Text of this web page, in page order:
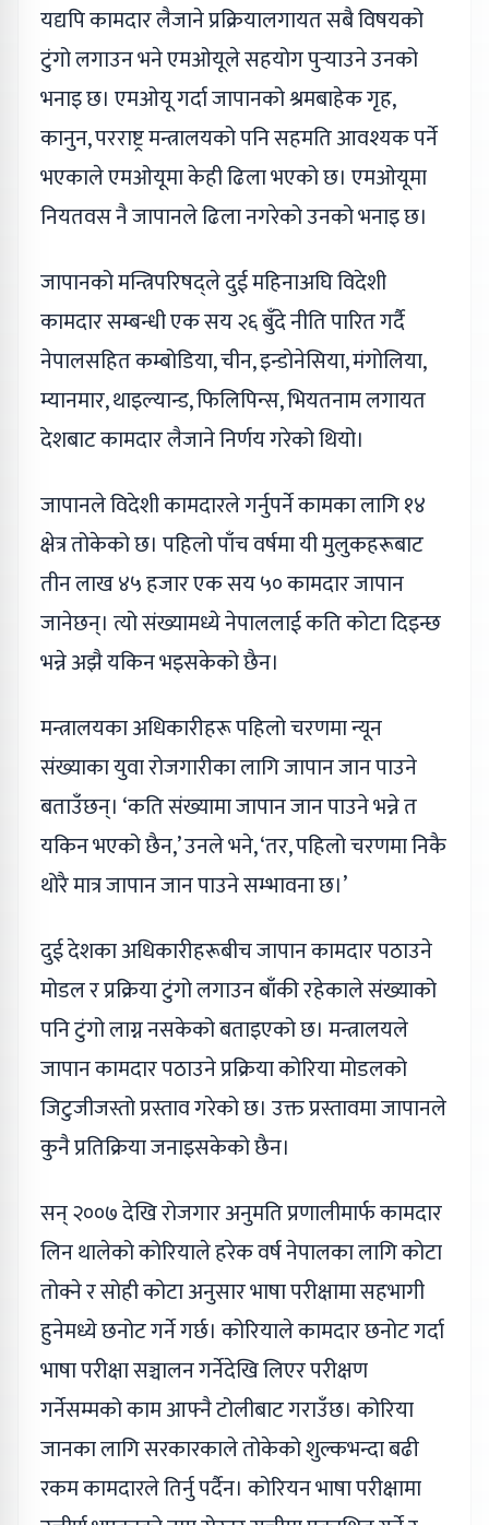
यद्यपि कामदार लैजाने प्रक्रियालगायत सबै विषयको
टुंगो लगाउन भने एमओयूले सहयोग पुर्‍याउने उनको
भनाइ छ। एमओयू गर्दा जापानको श्रमबाहेक गृह,
कानुन, परराष्ट्र मन्त्रालयको पनि सहमति आवश्यक पर्ने
भएकाले एमओयूमा केही ढिला भएको छ। एमओयूमा
नियतवस नै जापानले ढिला नगरेको उनको भनाइ छ।
जापानको मन्त्रिपरिषद्ले दुई महिनाअघि विदेशी
कामदार सम्बन्धी एक सय २६ बुँदे नीति पारित गर्दै
नेपालसहित कम्बोडिया, चीन, इन्डोनेसिया, मंगोलिया,
म्यानमार, थाइल्यान्ड, फिलिपिन्स, भियतनाम लगायत
देशबाट कामदार लैजाने निर्णय गरेको थियो।
जापानले विदेशी कामदारले गर्नुपर्ने कामका लागि १४
क्षेत्र तोकेको छ। पहिलो पाँच वर्षमा यी मुलुकहरूबाट
तीन लाख ४५ हजार एक सय ५० कामदार जापान
जानेछन्। त्यो संख्यामध्ये नेपाललाई कति कोटा दिइन्छ
भन्ने अझै यकिन भइसकेको छैन।
मन्त्रालयका अधिकारीहरू पहिलो चरणमा न्यून
संख्याका युवा रोजगारीका लागि जापान जान पाउने
बताउँछन्। ‘कति संख्यामा जापान जान पाउने भन्ने त
यकिन भएको छैन,’ उनले भने, ‘तर, पहिलो चरणमा निकै
थोरै मात्र जापान जान पाउने सम्भावना छ।’
दुई देशका अधिकारीहरूबीच जापान कामदार पठाउने
मोडल र प्रक्रिया टुंगो लगाउन बाँकी रहेकाले संख्याको
पनि टुंगो लाग्न नसकेको बताइएको छ। मन्त्रालयले
जापान कामदार पठाउने प्रक्रिया कोरिया मोडलको
जिटुजीजस्तो प्रस्ताव गरेको छ। उक्त प्रस्तावमा जापानले
कुनै प्रतिक्रिया जनाइसकेको छैन।
सन् २००७ देखि रोजगार अनुमति प्रणालीमार्फ कामदार
लिन थालेको कोरियाले हरेक वर्ष नेपालका लागि कोटा
तोक्ने र सोही कोटा अनुसार भाषा परीक्षामा सहभागी
हुनेमध्ये छनोट गर्ने गर्छ। कोरियाले कामदार छनोट गर्दा
भाषा परीक्षा सञ्चालन गर्नेदेखि लिएर परीक्षण
गर्नेसम्मको काम आफ्नै टोलीबाट गराउँछ। कोरिया
जानका लागि सरकारकाले तोकेको शुल्कभन्दा बढी
रकम कामदारले तिर्नु पर्दैन। कोरियन भाषा परीक्षामा